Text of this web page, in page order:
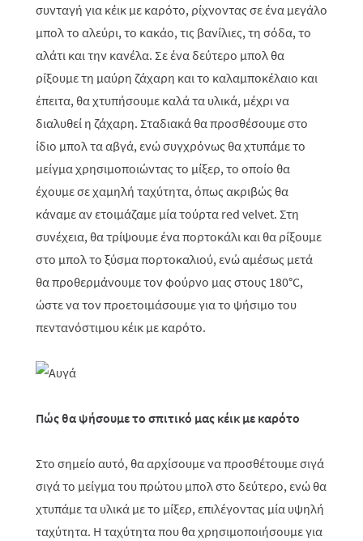
συνταγή για κέικ με καρότο, ρίχνοντας σε ένα μεγάλο
μπολ το αλεύρι, το κακάο, τις βανίλιες, τη σόδα, το
αλάτι και την κανέλα. Σε ένα δεύτερο μπολ θα
ρίξουμε τη μαύρη ζάχαρη και το καλαμποκέλαιο και
έπειτα, θα χτυπήσουμε καλά τα υλικά, μέχρι να
διαλυθεί η ζάχαρη. Σταδιακά θα προσθέσουμε στο
ίδιο μπολ τα αβγά, ενώ συγχρόνως θα χτυπάμε το
μείγμα χρησιμοποιώντας το μίξερ, το οποίο θα
έχουμε σε χαμηλή ταχύτητα, όπως ακριβώς θα
κάναμε αν ετοιμάζαμε μία τούρτα red velvet. Στη
συνέχεια, θα τρίψουμε ένα πορτοκάλι και θα ρίξουμε
στο μπολ το ξύσμα πορτοκαλιού, ενώ αμέσως μετά
θα προθερμάνουμε τον φούρνο μας στους 180°C,
ώστε να τον προετοιμάσουμε για το ψήσιμο του
πεντανόστιμου κέικ με καρότο.
Πώς θα ψήσουμε το σπιτικό μας κέικ με καρότο
Στο σημείο αυτό, θα αρχίσουμε να προσθέτουμε σιγά
σιγά το μείγμα του πρώτου μπολ στο δεύτερο, ενώ θα
χτυπάμε τα υλικά με το μίξερ, επιλέγοντας μία υψηλή
ταχύτητα. Η ταχύτητα που θα χρησιμοποιήσουμε για